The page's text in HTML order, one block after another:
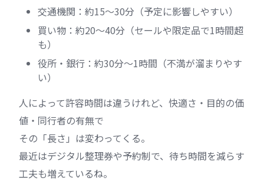
交通機関：約15〜30分（予定に影響しやすい）
買い物：約20〜40分（セールや限定品で1時間超
も）
役所・銀行：約30分〜1時間（不満が溜まりやす
い）
人によって許容時間は違うけれど、快適さ・目的の価
値・同行者の有無で
その「長さ」は変わってくる。
最近はデジタル整理券や予約制で、待ち時間を減らす
工夫も増えているね。